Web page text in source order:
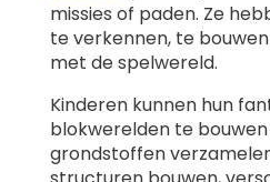
missies of paden. Ze
te verkennen, te
met de spelwereld.
Kinderen kunnen hun
blokwerelden te
grondstoffen